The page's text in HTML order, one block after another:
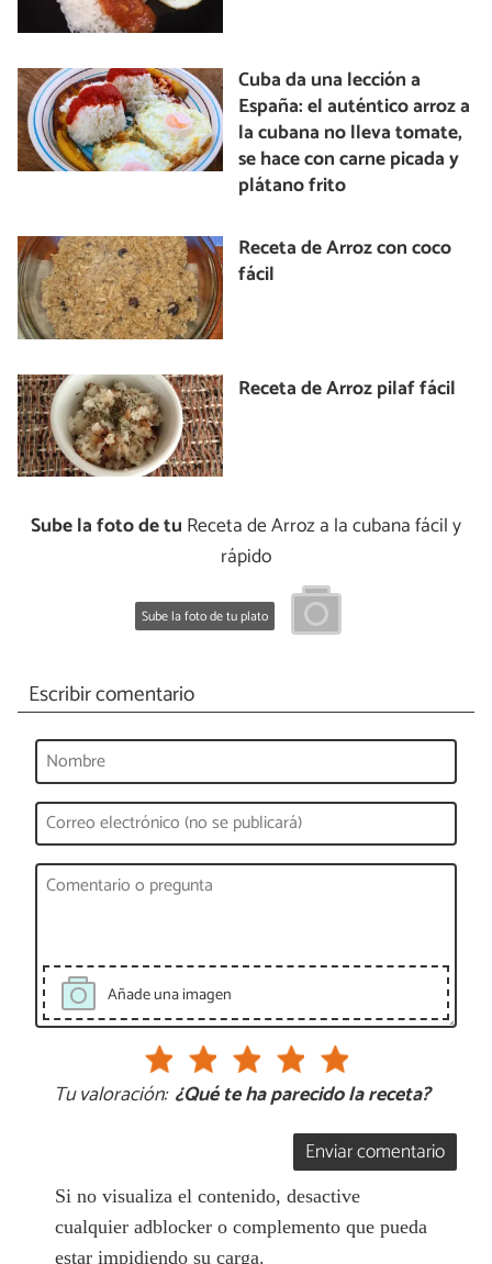
Cuba da una lección a
España: el auténtico arroz a
la cubana no lleva tomate,
se hace con carne picada y
plátano frito
Receta de Arroz con coco
fácil
Receta de Arroz pilaf fácil
Sube la foto de tu Receta de Arroz a la cubana fácil y
rápido
Sube la foto de tu plato
Escribir comentario
Añade una imagen
Tu valoración: ¿Qué te ha parecido la receta?
Enviar comentario
Si no visualiza el contenido, desactive
cualquier adblocker o complemento que pueda
estar impidiendo su carga.